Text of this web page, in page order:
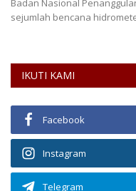
Badan Nasional
sejumlah bencana
IKUTI KAMI
Facebook
Instagram
Telegram